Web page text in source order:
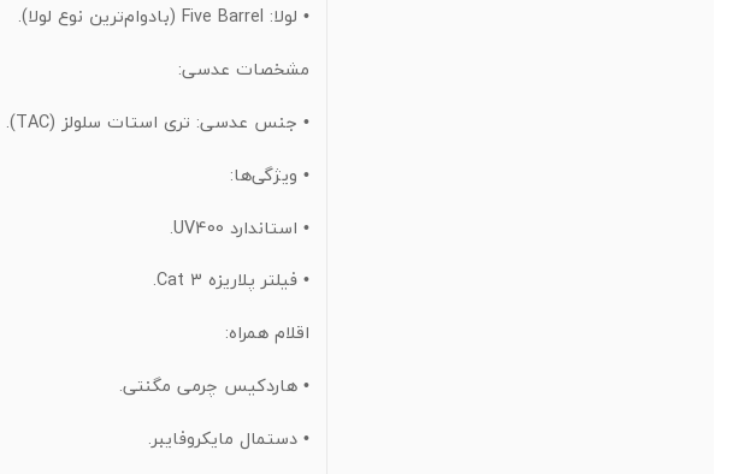
• لولا:
مشخصات عدسی:
• جنس عدسی: تری استات سلولز (TAC).
• ویژگی‌ها:
• استاندارد UV400.
• فیلتر پلاریزه Cat 3.
اقلام همراه:
• هاردکیس چرمی مگنتی.
• دستمال مایکروفایبر.